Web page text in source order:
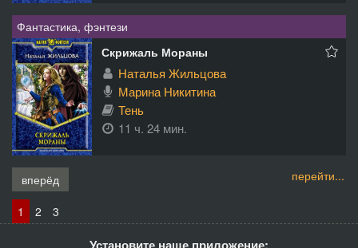
Фантастика, фэнтези
Скрижаль Мораны
Наталья Жильцова
Марина Никитина
Тень
11 ч. 24 мин.
перейти...
вперёд
1
2 3